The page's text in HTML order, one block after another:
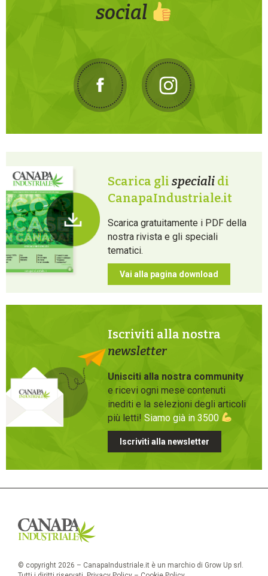
social
Scarica gli speciali di
CanapaIndustriale.it
Scarica gratuitamente i PDF della
nostra rivista e gli speciali
tematici.
Vai alla pagina download
Iscriviti alla nostra
newsletter
Unisciti alla nostra community
e ricevi ogni mese contenuti
inediti e la selezioni degli articoli
più letti! Siamo già in 3500
Iscriviti alla newsletter
© copyright 2026 – CanapaIndustriale.it è un marchio di Grow Up srl.